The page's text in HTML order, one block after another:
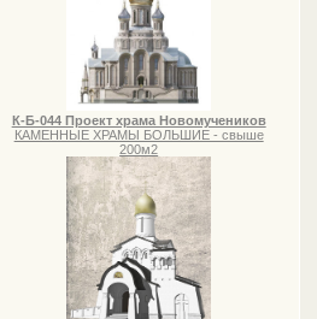
К-Б-044 Проект храма Новомучеников
КАМЕННЫЕ ХРАМЫ БОЛЬШИЕ - свыше
200м2